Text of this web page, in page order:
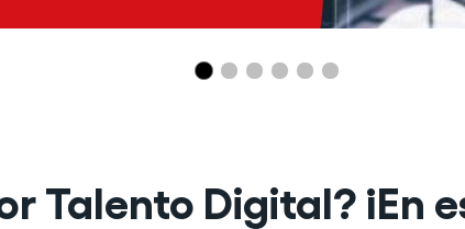
Talento Digital? ¡En